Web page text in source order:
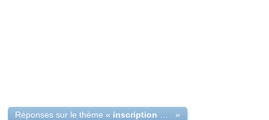
Réponses sur le thème « »